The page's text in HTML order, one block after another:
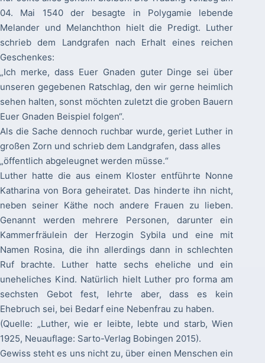
04. Mai 1540 der besagte in Polygamie lebende
Melander und Melanchthon hielt die Predigt. Luther
schrieb dem Landgrafen nach Erhalt eines reichen
Geschenkes:
„Ich merke, dass Euer Gnaden guter Dinge sei über
unseren gegebenen Ratschlag, den wir gerne heimlich
sehen halten, sonst möchten zuletzt die groben Bauern
Euer Gnaden Beispiel folgen“.
Als die Sache dennoch ruchbar wurde, geriet Luther in
großen Zorn und schrieb dem Landgrafen, dass alles
„öffentlich abgeleugnet werden müsse.“
Luther hatte die aus einem Kloster entführte Nonne
Katharina von Bora geheiratet. Das hinderte ihn nicht,
neben seiner Käthe noch andere Frauen zu lieben.
Genannt werden mehrere Personen, darunter ein
Kammerfräulein der Herzogin Sybila und eine mit
Namen Rosina, die ihn allerdings dann in schlechten
Ruf brachte. Luther hatte sechs eheliche und ein
uneheliches Kind. Natürlich hielt Luther pro forma am
sechsten Gebot fest, lehrte aber, dass es kein
Ehebruch sei, bei Bedarf eine Nebenfrau zu haben.
(Quelle: „Luther, wie er leibte, lebte und starb, Wien
1925, Neuauflage: Sarto-Verlag Bobingen 2015).
Gewiss steht es uns nicht zu, über einen Menschen ein